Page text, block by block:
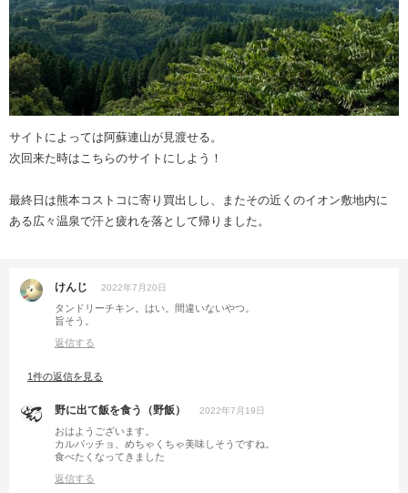
サイトによっては阿蘇連山が見渡せる。
次回来た時はこちらのサイトにしよう！
最終日は熊本コストコに寄り買出しし、またその近くのイオン敷地内に
ある広々温泉で汗と疲れを落として帰りました。
けんじ 2022年7月20日
タンドリーチキン。はい。間違いないやつ。
旨そう。
返信する
1件の返信を見る
野に出て飯を食う（野飯） 2022年7月19日
おはようございます。
カルパッチョ、めちゃくちゃ美味しそうですね。
食べたくなってきました
返信する